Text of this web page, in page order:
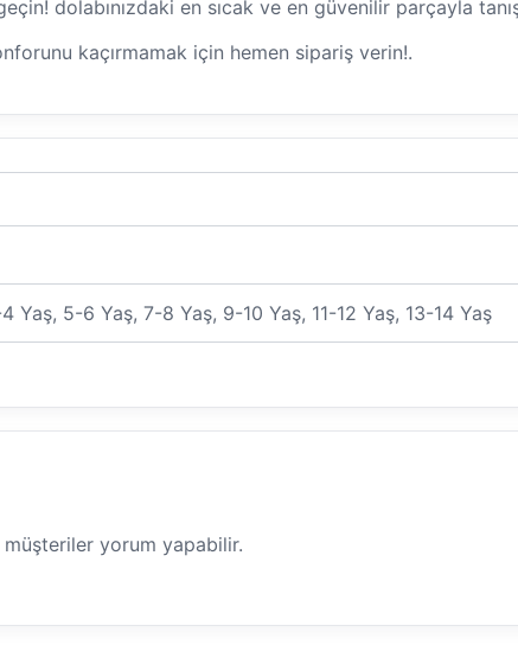
dolabınızdaki en sıcak ve en güvenilir parçayla
kaçırmamak için hemen sipariş verin!.
Yaş, 5-6 Yaş, 7-8 Yaş, 9-10 Yaş, 11-12 Yaş, 13-14 Yaş
müşteriler yorum yapabilir.